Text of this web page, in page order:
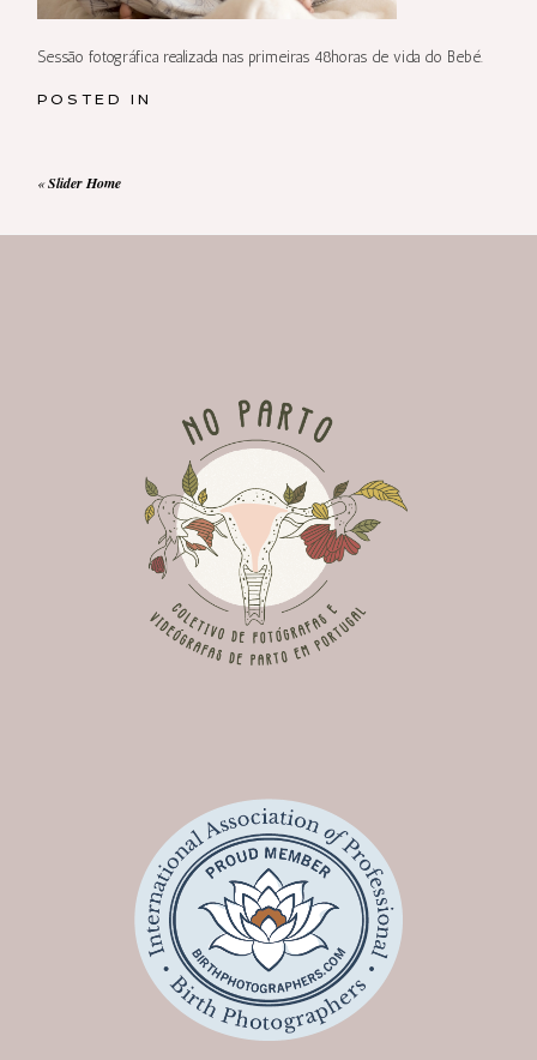
Sessão fotográfica realizada nas primeiras 48horas de vida do Bebé.
POSTED IN
«Slider Home